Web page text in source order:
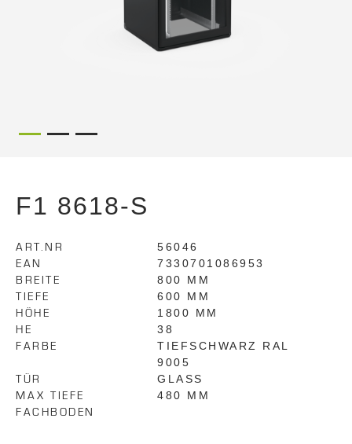
F1 8618-S
ART.NR
56046
EAN
7330701086953
BREITE
800 MM
TIEFE
600 MM
HÖHE
1800 MM
HE
38
FARBE
TIEFSCHWARZ RAL
9005
TÜR
GLASS
MAX TIEFE
FACHBODEN
480 MM